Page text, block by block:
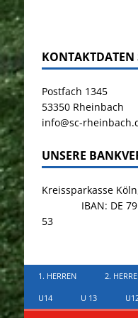
KONTAKTDATEN
Postfach 1345
53350 Rheinbach
info@sc-
UNSERE
Kreissparkasse
IBAN: DE 79
53
1. HERREN 2.
U14 U 13